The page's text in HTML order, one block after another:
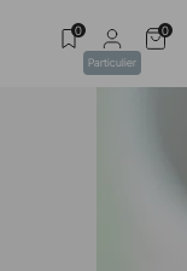
Particulier
0 0